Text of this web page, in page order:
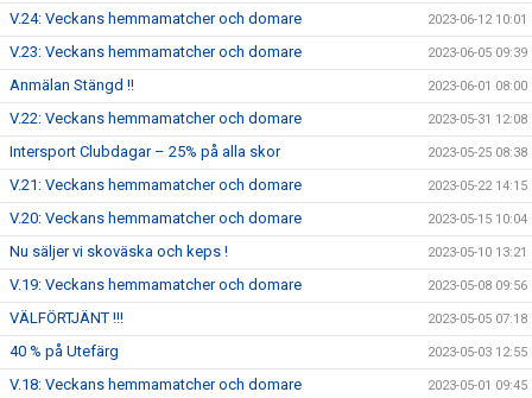
V.24: Veckans hemmamatcher och domare 2023-06-12 10:01
V.23: Veckans hemmamatcher och domare 2023-06-05 09:39
Anmälan Stängd !! 2023-06-01 08:00
V.22: Veckans hemmamatcher och domare 2023-05-31 12:08
Intersport Clubdagar – 25% på alla skor 2023-05-25 08:38
V.21: Veckans hemmamatcher och domare 2023-05-22 14:15
V.20: Veckans hemmamatcher och domare 2023-05-15 10:04
Nu säljer vi skoväska och keps ! 2023-05-10 13:21
V.19: Veckans hemmamatcher och domare 2023-05-08 09:56
VÄLFÖRTJÄNT !!! 2023-05-05 07:18
40 % på Utefärg 2023-05-03 12:55
V.18: Veckans hemmamatcher och domare 2023-05-01 09:45